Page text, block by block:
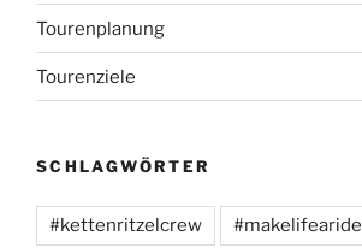
Tourenplanung
Tourenziele
SCHLAGWÖRTER
#kettenritzelcrew #makelifearide